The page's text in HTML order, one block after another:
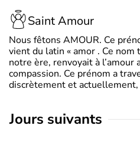
Saint Amour
Nous fêtons AMOUR. Ce
vient du latin « amor . Ce nom
notre ère, renvoyait à
compassion. Ce prénom a
discrètement et
jours suivants